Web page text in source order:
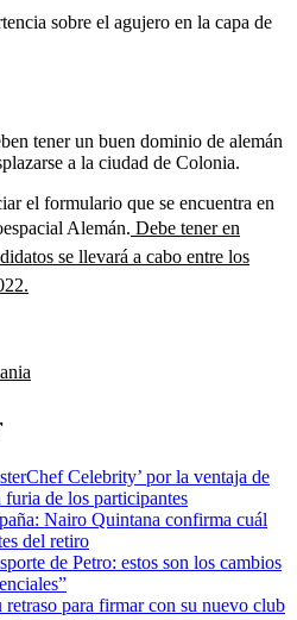
sobre el agujero en la capa de
tener un buen dominio de alemán
a la ciudad de Colonia.
el formulario que se encuentra en
Alemán. Debe tener en
se llevará a cabo entre los
Celebrity’ por la ventaja de
de los participantes
Nairo Quintana confirma cuál
del retiro
de Petro: estos son los cambios
para firmar con su nuevo club